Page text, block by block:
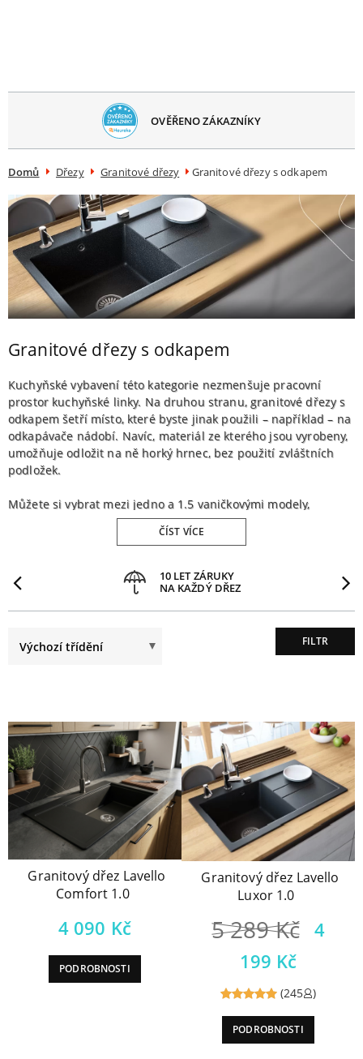
OVĚŘENO ZÁKAZNÍKY
Domů Dřezy Granitové dřezy Granitové dřezy s odkapem
Granitové dřezy s odkapem
Kuchyňské vybavení této kategorie nezmenšuje pracovní
prostor kuchyňské linky. Na druhou stranu, granitové dřezy s
odkapem šetří místo, které byste jinak použili – například – na
odkapávače nádobí. Navíc, materiál ze kterého jsou vyrobeny,
umožňuje odložit na ně horký hrnec, bez použití zvláštních
podložek.
Můžete si vybrat mezi jedno a 1.5 vaničkovými modely,
klasicky obdélníkovými, kulatými nebo montovanými v rozích.
Každý z nich, bez ohledu na tvar nebo velikost vaniček, je
barvy. Naše granitové dřezy s odkapem jsou velmi praktickým
a funkčním kuchyňským vybavením, které skvěle doplní
ČÍST VÍCE
10 LET ZÁRUKY
NA KAŽDÝ DŘEZ
FILTR
Granitový dřez Lavello
Comfort 1.0
4 090 Kč
PODROBNOSTI
Granitový dřez Lavello
Luxor 1.0
5 289Kč
4
199 Kč
out of
(245 )
PODROBNOSTI